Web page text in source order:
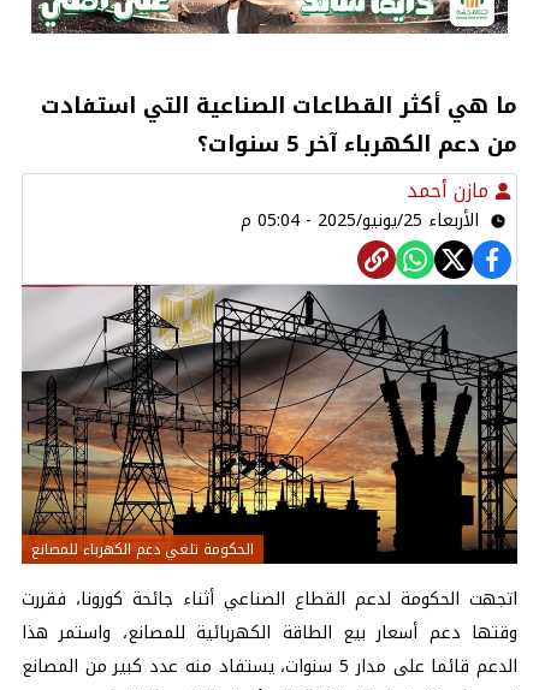
ما هي أكثر القطاعات الصناعية التي استفادت
من دعم الكهرباء آخر 5 سنوات؟
مازن أحمد
الأربعاء 25/يونيو/2025 - 05:04 م
الحكومة تلغي دعم الكهرباء للمصانع
اتجهت الحكومة لدعم القطاع الصناعي أثناء جائحة كورونا، فقررت
وقتها دعم أسعار بيع الطاقة الكهربائية للمصانع، واستمر هذا
الدعم قائما على مدار 5 سنوات، يستفاد منه عدد كبير من المصانع